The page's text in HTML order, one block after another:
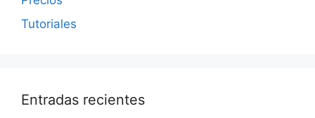
Tutoriales
Entradas recientes